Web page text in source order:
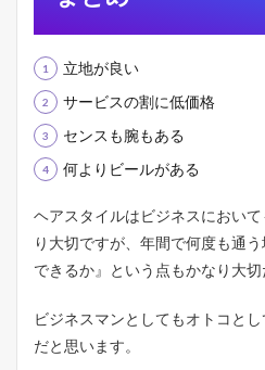
立地が良い
サービスの割に低価格
センスも腕もある
何よりビールがある
ヘアスタイルはビジネスにおい
り大切ですが、年間で何度も通
できるか』という点もかなり大切
ビジネスマンとしてもオトコと
だと思います。